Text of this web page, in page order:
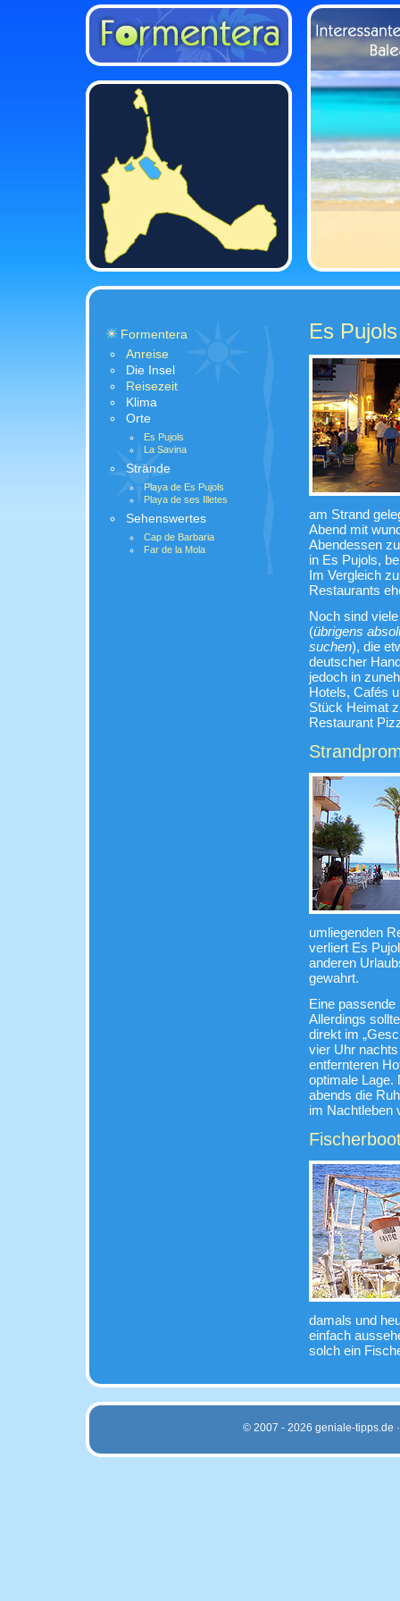
Formentera
Anreise
Die Insel
Reisezeit
Klima
Orte
Es Pujols
La Savina
Strände
Playa de Es Pujols
Playa de ses Illetes
Sehenswertes
Cap de Barbaria
Far de la Mola
Es
am Strand
Abend mit
Abendessen
in Es Pujols,
Im Vergleich
Restaurants
Noch sind
(übrigens
suchen), die
deutscher
jedoch in
Hotels, Cafés
Stück Heimat
Restaurant
umliegenden
verliert Es
anderen
gewahrt.
Eine
Allerdings
direkt im
vier Uhr
entfernteren
optimale Lage.
abends die
im Nachtleben
damals und
einfach
solch ein
© 2007 - 2026 geniale-tipps.de